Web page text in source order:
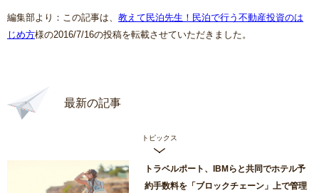
編集部より：この記事は、 教えて民泊先生！民泊で行う不動産投資のは
じめ方様の2016/7/16の投稿を転載させていただきました。
最新の記事
トピックス
トラベルポート、IBMらと共同でホテル予
約手数料を「ブロックチェーン」上で管理